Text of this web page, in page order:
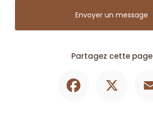
Envoyer un message
Partagez cette page